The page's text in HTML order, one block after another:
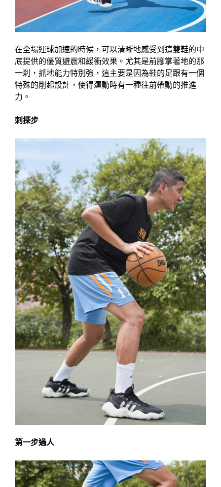
在全場運球加速的時候，可以清晰地感受到這雙鞋的中
底提供的優質避震和緩衝效果。尤其是前腳掌著地的那
一刹，抓地能力特別強，這主要是因為鞋的足跟有一個
特殊的削起設計，使得運動時有一種往前帶動的推進
力。
刺探步
第一步過人